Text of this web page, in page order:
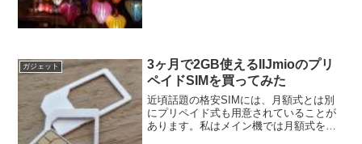
ガジェット
3ヶ月で2GB使えるIIJmioのプリ
ペイドSIMを買ってみた
近頃話題の格安SIMには、月額式とは別
にプリペイド式も用意されていることが
あります。私はメイン機では月額式を使